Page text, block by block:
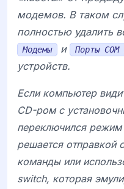
модемов. В таком
полностью удалить
Модемы и Порты
устройств.
Если компьютер
CD-ром с
переключился
решается отправкой
команды или
switch, которая